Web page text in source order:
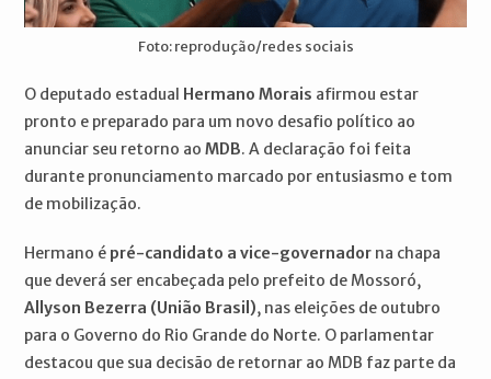
Foto: reprodução/redes sociais
O deputado estadual Hermano Morais afirmou estar
pronto e preparado para um novo desafio político ao
anunciar seu retorno aoMDB. A declaração foi feita
durante pronunciamento marcado por entusiasmo e tom
de mobilização.
Hermano é pré-candidato a vice-governador na chapa
que deverá ser encabeçada pelo prefeito de Mossoró,
Allyson Bezerra (União Brasil), nas eleições de outubro
para o Governo do Rio Grande do Norte. O parlamentar
destacou que sua decisão de retornar ao MDB faz parte da